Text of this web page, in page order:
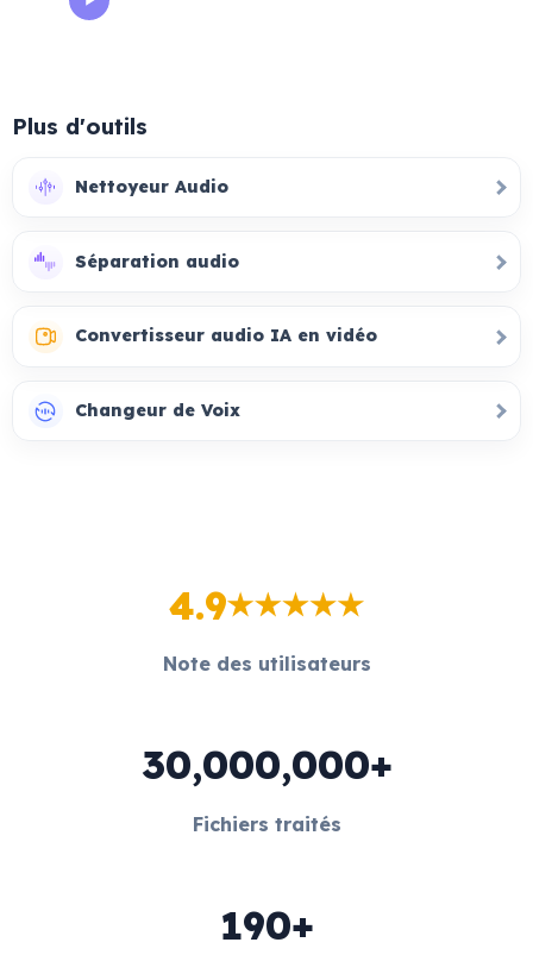
Plus d'outils
Nettoyeur Audio
Séparation audio
Convertisseur audio IA en vidéo
Changeur de Voix
4.9
Note des utilisateurs
30,000,000+
Fichiers traités
190+